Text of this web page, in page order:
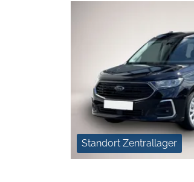
Standort Zentrallager